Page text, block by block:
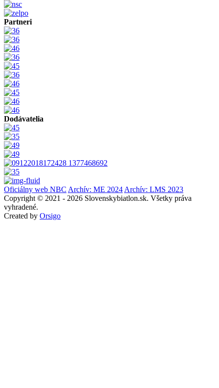
Partneri
Dodávatelia
Oficiálny web NBC Archív: ME 2024 Archív: LMS 2023
Copyright © 2021 - 2026 Slovenskybiatlon.sk. Všetky práva
vyhradené.
Created by Orsigo